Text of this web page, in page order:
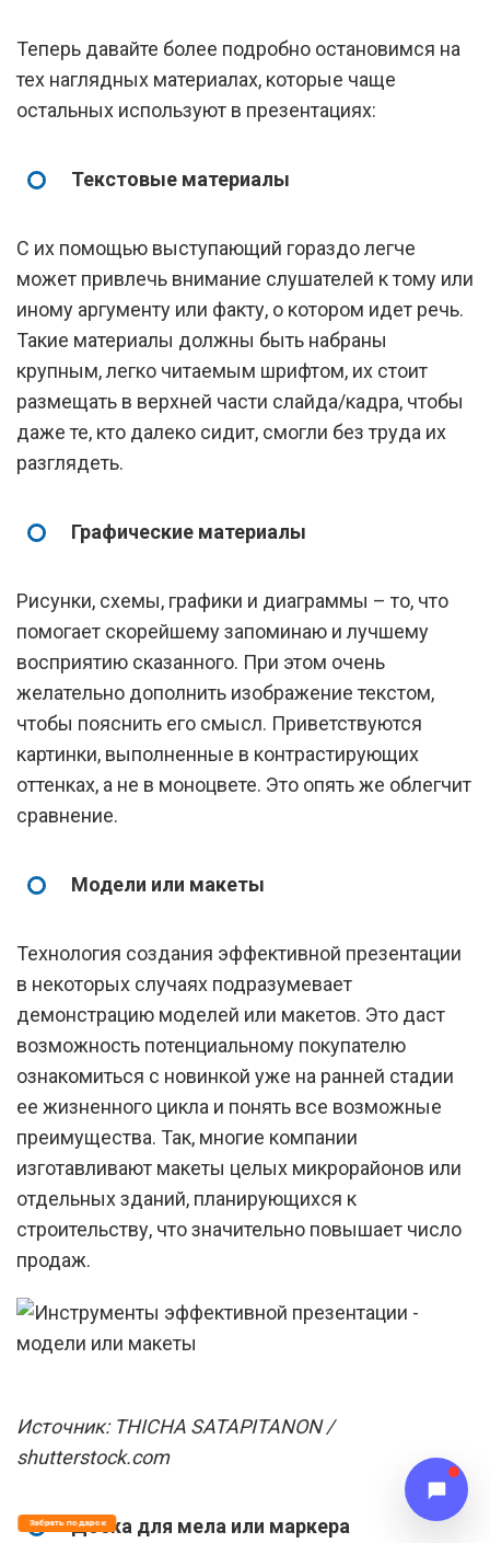
Теперь давайте более подробно остановимся на
тех наглядных материалах, которые чаще
остальных используют в презентациях:
Текстовые материалы
С их помощью выступающий гораздо легче
может привлечь внимание слушателей к тому или
иному аргументу или факту, о котором идет речь.
Такие материалы должны быть набраны
крупным, легко читаемым шрифтом, их стоит
размещать в верхней части слайда/кадра, чтобы
даже те, кто далеко сидит, смогли без труда их
разглядеть.
Графические материалы
Рисунки, схемы, графики и диаграммы – то, что
помогает скорейшему запоминаю и лучшему
восприятию сказанного. При этом очень
желательно дополнить изображение текстом,
чтобы пояснить его смысл. Приветствуются
картинки, выполненные в контрастирующих
оттенках, а не в моноцвете. Это опять же облегчит
сравнение.
Модели или макеты
Технология создания эффективной презентации
в некоторых случаях подразумевает
демонстрацию моделей или макетов. Это даст
возможность потенциальному покупателю
ознакомиться с новинкой уже на ранней стадии
ее жизненного цикла и понять все возможные
преимущества. Так, многие компании
изготавливают макеты целых микрорайонов или
отдельных зданий, планирующихся к
строительству, что значительно повышает число
продаж.
Источник: THICHA SATAPITANON /
shutterstock.com
Доска для мела или маркера
Забрать подарок